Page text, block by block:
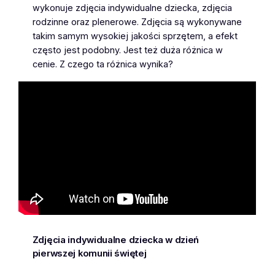
wykonuje zdjęcia indywidualne dziecka, zdjęcia
rodzinne oraz plenerowe. Zdjęcia są wykonywane
takim samym wysokiej jakości sprzętem, a efekt
często jest podobny. Jest też duża różnica w
cenie. Z czego ta różnica wynika?
Zdjęcia indywidualne dziecka w dzień
pierwszej komunii świętej